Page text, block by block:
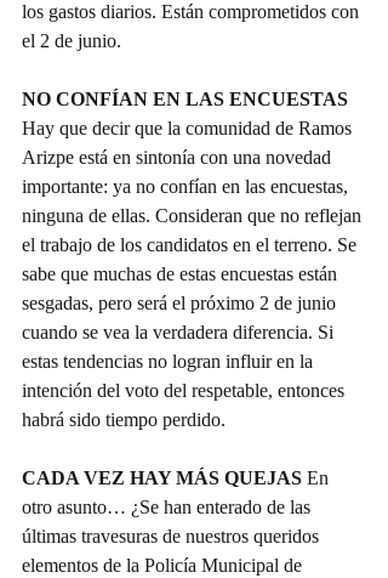
los gastos diarios. Están comprometidos con
el 2 de junio.
NO CONFÍAN EN LAS ENCUESTAS
Hay que decir que la comunidad de Ramos
Arizpe está en sintonía con una novedad
importante: ya no confían en las encuestas,
ninguna de ellas. Consideran que no reflejan
el trabajo de los candidatos en el terreno. Se
sabe que muchas de estas encuestas están
sesgadas, pero será el próximo 2 de junio
cuando se vea la verdadera diferencia. Si
estas tendencias no logran influir en la
intención del voto del respetable, entonces
habrá sido tiempo perdido.
CADA VEZ HAY MÁS QUEJAS En
otro asunto… ¿Se han enterado de las
últimas travesuras de nuestros queridos
elementos de la Policía Municipal de